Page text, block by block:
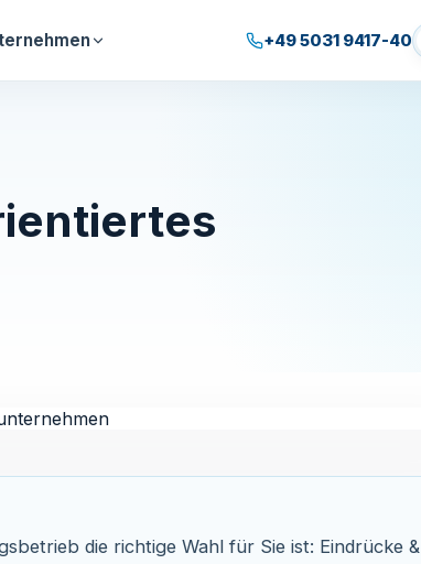
+49 5031 9417-40
die richtige Wahl für Sie ist: Eindrücke &